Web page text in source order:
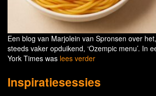
Een blog van Marjolein van Spronsen over
steeds vaker opduikend, ‘Ozempic menu’. In
York Times was lees verder
Inspiratiesessies